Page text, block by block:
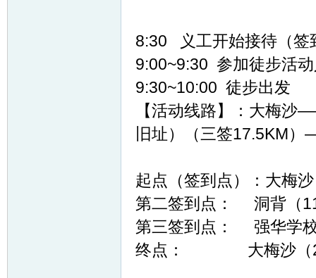
8:30 义工开始接待（
9:00~9:30 参加徒步活
9:30~10:00 徒步出发
【活动线路】：大梅
旧址）（三签17.5KM
起点（签到点）：大梅
第二签到点： 洞背（
第三签到点： 强华学
终点： 大梅沙（